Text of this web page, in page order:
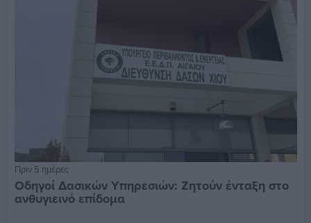
Πριν 5 ημέρες
Οδηγοί Δασικών Υπηρεσιών: Ζητούν ένταξη στο
ανθυγιεινό επίδομα